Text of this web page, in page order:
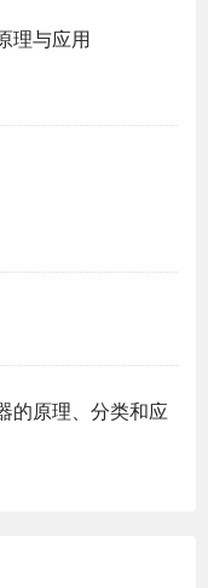
理与应用
的原理、分类和应